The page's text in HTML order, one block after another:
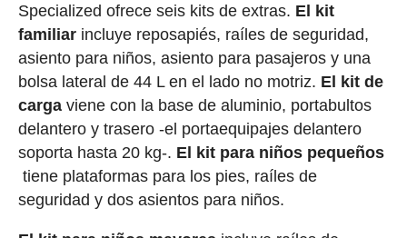
Specialized ofrece seis kits de extras. El kit
familiarincluye reposapiés, raíles de seguridad,
asiento para niños, asiento para pasajeros y una
bolsa lateral de 44 L en el lado no motriz. El kit de
cargaviene con la base de aluminio, portabultos
delantero y trasero -el portaequipajes delantero
soporta hasta 20 kg-. El kit para niños pequeños
tiene plataformas para los pies, raíles de
seguridad y dos asientos para niños.